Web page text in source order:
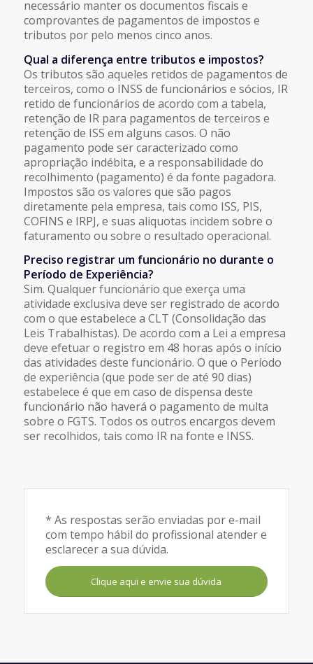
necessário manter os documentos fiscais e
comprovantes de pagamentos de impostos e
tributos por pelo menos cinco anos.
Qual a diferença entre tributos e impostos?
Os tributos são aqueles retidos de pagamentos de
terceiros, como o INSS de funcionários e sócios, IR
retido de funcionários de acordo com a tabela,
retenção de IR para pagamentos de terceiros e
retenção de ISS em alguns casos. O não
pagamento pode ser caracterizado como
apropriação indébita, e a responsabilidade do
recolhimento (pagamento) é da fonte pagadora.
Impostos são os valores que são pagos
diretamente pela empresa, tais como ISS, PIS,
COFINS e IRPJ, e suas aliquotas incidem sobre o
faturamento ou sobre o resultado operacional.
Preciso registrar um funcionário no durante o
Período de Experiência?
Sim. Qualquer funcionário que exerça uma
atividade exclusiva deve ser registrado de acordo
com o que estabelece a CLT (Consolidação das
Leis Trabalhistas). De acordo com a Lei a empresa
deve efetuar o registro em 48 horas após o início
das atividades deste funcionário. O que o Período
de experiência (que pode ser de até 90 dias)
estabelece é que em caso de dispensa deste
funcionário não haverá o pagamento de multa
sobre o FGTS. Todos os outros encargos devem
ser recolhidos, tais como IR na fonte e INSS.
* As respostas serão enviadas por e-mail
com tempo hábil do profissional atender e
esclarecer a sua dúvida.
Clique aqui e envie sua dúvida